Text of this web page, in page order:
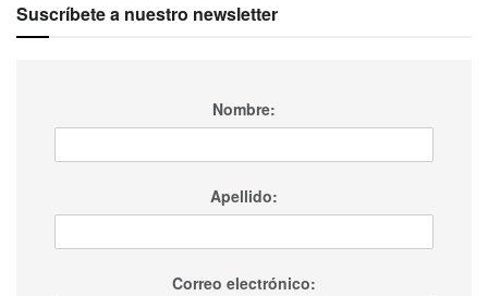
Suscríbete a nuestro newsletter
Nombre:
Apellido:
Correo electrónico: